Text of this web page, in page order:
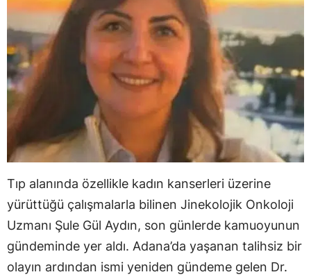
Tıp alanında özellikle kadın kanserleri üzerine
yürüttüğü çalışmalarla bilinen Jinekolojik Onkoloji
Uzmanı Şule Gül Aydın, son günlerde kamuoyunun
gündeminde yer aldı. Adana’da yaşanan talihsiz bir
olayın ardından ismi yeniden gündeme gelen Dr.